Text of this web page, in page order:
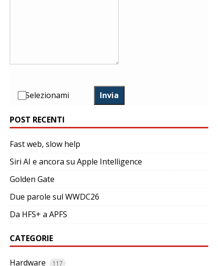
Selezionami Invia
POST RECENTI
Fast web, slow help
Siri AI e ancora su Apple Intelligence
Golden Gate
Due parole sul WWDC26
Da HFS+ a APFS
CATEGORIE
Hardware 117